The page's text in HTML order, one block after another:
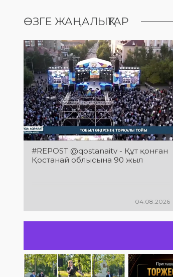
ӨЗГЕ ЖАҢАЛЫҚТАР
#REPOST @qostanaitv - Құт қонған
Қостанай облысына 90 жыл
04.08.2026